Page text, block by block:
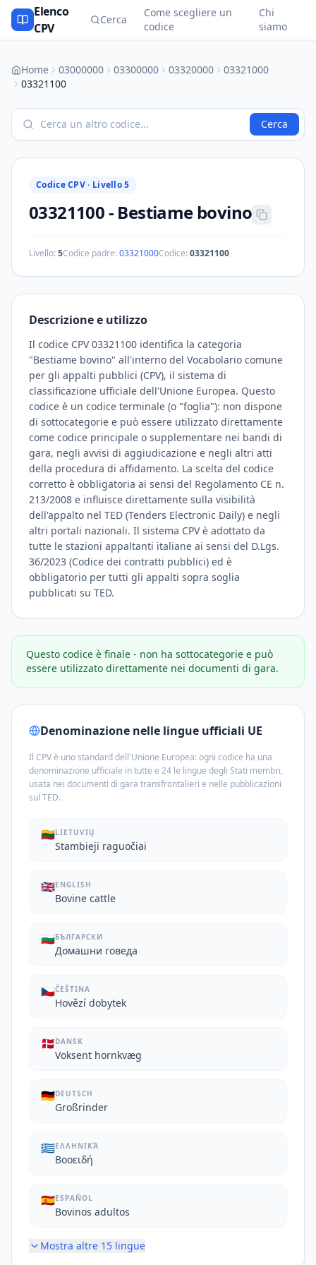
Elenco
CPV
Cerca
Come scegliere un
codice
Chi
siamo
Home 03000000 03300000 03320000
03321000
03321100
Cerca
Codice CPV · Livello 5
03321100- Bestiame bovino
Livello:5Codice padre:03321000Codice:03321100
Descrizione e utilizzo
Il codice CPV 03321100 identifica la categoria
"Bestiame bovino" all'interno del Vocabolario comune
per gli appalti pubblici (CPV), il sistema di
classificazione ufficiale dell'Unione Europea. Questo
codice è un codice terminale (o "foglia"): non dispone
di sottocategorie e può essere utilizzato direttamente
come codice principale o supplementare nei bandi di
gara, negli avvisi di aggiudicazione e negli altri atti
della procedura di affidamento. La scelta del codice
corretto è obbligatoria ai sensi del Regolamento CE n.
213/2008 e influisce direttamente sulla visibilità
dell'appalto nel TED (Tenders Electronic Daily) e negli
altri portali nazionali. Il sistema CPV è adottato da
tutte le stazioni appaltanti italiane ai sensi del D.Lgs.
36/2023 (Codice dei contratti pubblici) ed è
obbligatorio per tutti gli appalti sopra soglia
pubblicati su TED.
Questo codice è finale - non ha sottocategorie e può
essere utilizzato direttamente nei documenti di gara.
Denominazione nelle lingue ufficiali UE
Il CPV è uno standard dell'Unione Europea: ogni codice ha una
denominazione ufficiale in tutte e 24 le lingue degli Stati membri,
usata nei documenti di gara transfrontalieri e nelle pubblicazioni
sul TED.
🇱🇹LIETUVIŲ
Stambieji raguočiai
🇬🇧ENGLISH
Bovine cattle
🇧🇬БЪЛГАРСКИ
Домашни говеда
🇨🇿ČEŠTINA
Hovězí dobytek
🇩🇰 DANSK
Voksent hornkvæg
🇩🇪DEUTSCH
Großrinder
🇬🇷ΕΛΛΗΝΙΚΆ
Βοοειδή
🇪🇸ESPAÑOL
Bovinos adultos
Mostra altre 15 lingue